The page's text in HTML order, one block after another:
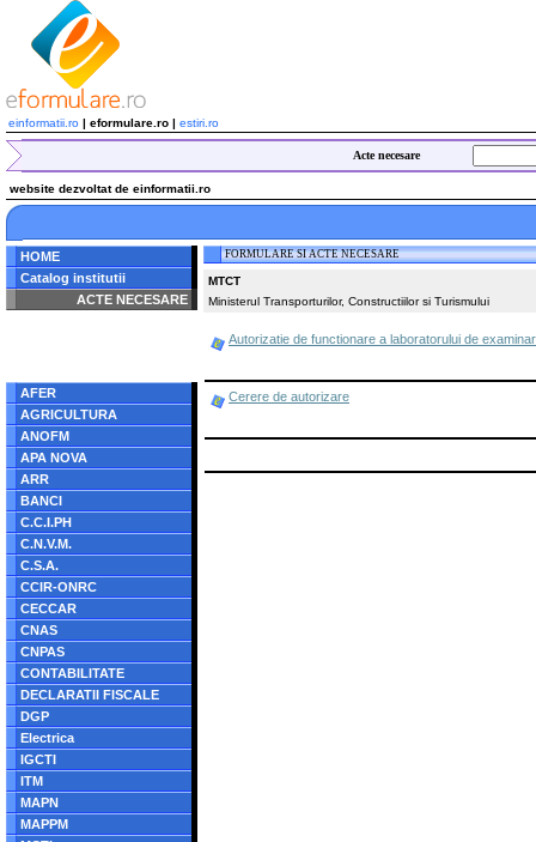
einformatii.ro | eformulare.ro | estiri.ro
Acte necesare
website dezvoltat de einformatii.ro
HOME
Catalog institutii
ACTE NECESARE
AFER
AGRICULTURA
ANOFM
APA NOVA
ARR
BANCI
C.C.I.PH
C.N.V.M.
C.S.A.
CCIR-ONRC
CECCAR
CNAS
CNPAS
CONTABILITATE
DECLARATII FISCALE
DGP
Electrica
IGCTI
ITM
MAPN
MAPPM
FORMULARE SI ACTE NECESARE
MTCT
Ministerul Transporturilor, Constructiilor si Turismului
Autorizatie de functionare a laboratorului de
Cerere de autorizare